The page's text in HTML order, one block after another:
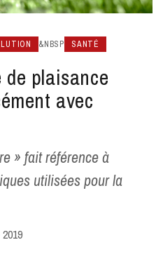
&NBSP SANTÉ
plaisance
avec
» fait référence à
utilisées pour la